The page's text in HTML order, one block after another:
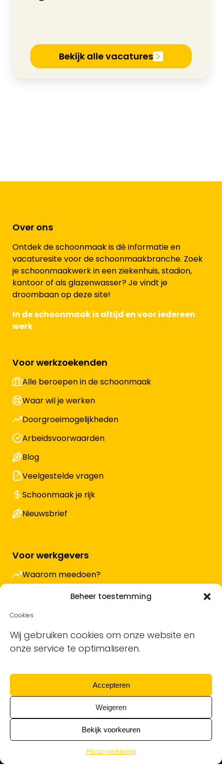
Beheer toestemming
Cookies
Wij gebruiken cookies om onze website en
onze service te optimaliseren.
Accepteren
Weigeren
Bekijk voorkeuren
Privacyverklaring
Bekijk alle vacatures
Over ons
Ontdek de schoonmaak is dé informatie en
vacaturesite voor de schoonmaakbranche. Zoek
je schoonmaakwerk in een ziekenhuis, stadion,
kantoor of als glazenwasser? Je vindt je
droombaan op deze site!
In de schoonmaak is altijd en voor iedereen
werk
Voor werkzoekenden
Alle beroepen in de schoonmaak
Waar wil je werken
Doorgroeimogelijkheden
Arbeidsvoorwaarden
Blog
Veelgestelde vragen
Schoonmaak je rijk
Nieuwsbrief
Voor werkgevers
Waarom meedoen?
Hoe werkt het en wat kost het?
Vacature plaatsen
Sollicitanten ontvangen
Blog